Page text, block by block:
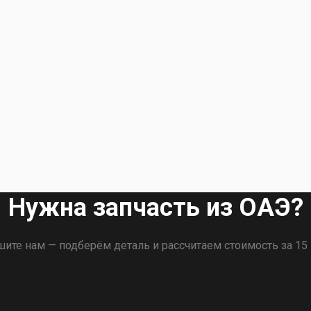
Нужна запчасть из ОАЭ?
нам — подберём деталь и рассчитаем стоимость за 15